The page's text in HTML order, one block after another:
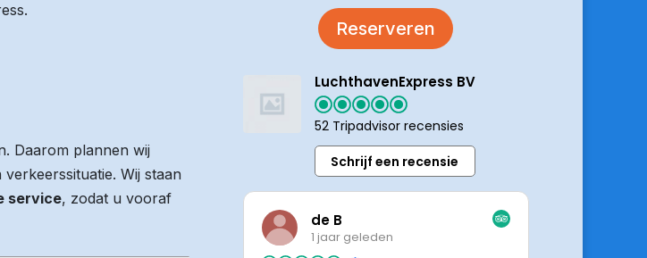
Daarom plannen wij
Wij staan
service, zodat u vooraf
Reserveren
LuchthavenExpress BV
52 Tripadvisor recensies
Schrijf een recensie
de B
1 jaar geleden